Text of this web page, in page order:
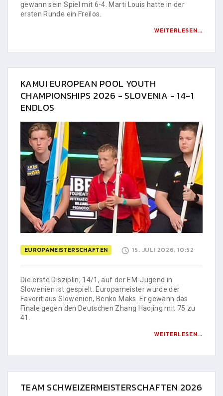
gewann sein Spiel mit 6-4. Marti Louis hatte in der
ersten Runde ein Freilos.
WEITERLESEN...
KAMUI EUROPEAN POOL YOUTH
CHAMPIONSHIPS 2026 - SLOVENIA - 14-1
ENDLOS
EUROPAMEISTERSCHAFTEN 15. JULI 2026, 10:52
Die erste Disziplin, 14/1, auf der EM-Jugend in
Slowenien ist gespielt. Europameister wurde der
Favorit aus Slowenien, Benko Maks. Er gewann das
Finale gegen den Deutschen Zhang Haojing mit 75 zu
41.
WEITERLESEN...
TEAM SCHWEIZERMEISTERSCHAFTEN 2026